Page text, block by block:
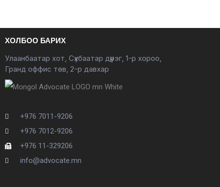
ХОЛБОО БАРИХ
Улаанбаатар хот, Сүхбаатар дүүрэг, 1-р хороо,
Гранд оффис төв, 2-р давхар
+976 7011-9206
+976 7012-9206
+976 11-329206
info@advocate.mn